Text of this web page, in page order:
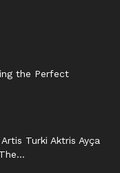
the Perfect
Turki Aktris Ayça